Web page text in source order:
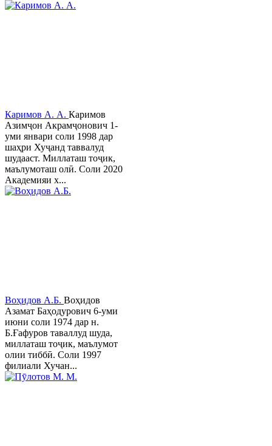
Каримов А. А. Каримов
Азимҷон Акрамҷонович 1-
уми январи соли 1998 дар
шаҳри Хуҷанд таввалуд
шудааст. Миллаташ тоҷик,
маълумоташ олӣ. Соли 2020
Академияи х...
Воҳидов А.Б. Воҳидов
Азамат Баҳодурович 6-уми
июни соли 1974 дар н.
Б.Ғафуров таваллуд шуда,
миллаташ тоҷик, маълумот
олии тиббӣ. Соли 1997
филиали Хучан...